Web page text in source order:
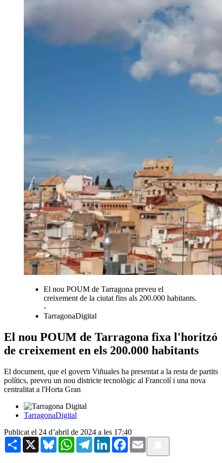
El nou POUM de Tarragona preveu el
creixement de la ciutat fins als 200.000 habitants.
-
TarragonaDigital
El nou POUM de Tarragona fixa l'horitzó
de creixement en els 200.000 habitants
El document, que el govern Viñuales ha presentat a la resta de partits
polítics, preveu un nou districte tecnològic al Francolí i una nova
centralitat a l'Horta Gran
TarragonaDigital
Publicat el 24 d’abril de 2024 a les 17:40
Share X BlueskyWhatsAppTelegramLinkedInFacebook
Email